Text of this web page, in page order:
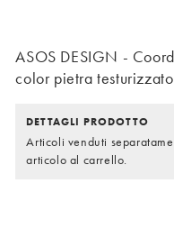
ASOS DESIGN -
color pietra
DETTAGLI PRODOTTO
Articoli venduti
articolo al carrello.